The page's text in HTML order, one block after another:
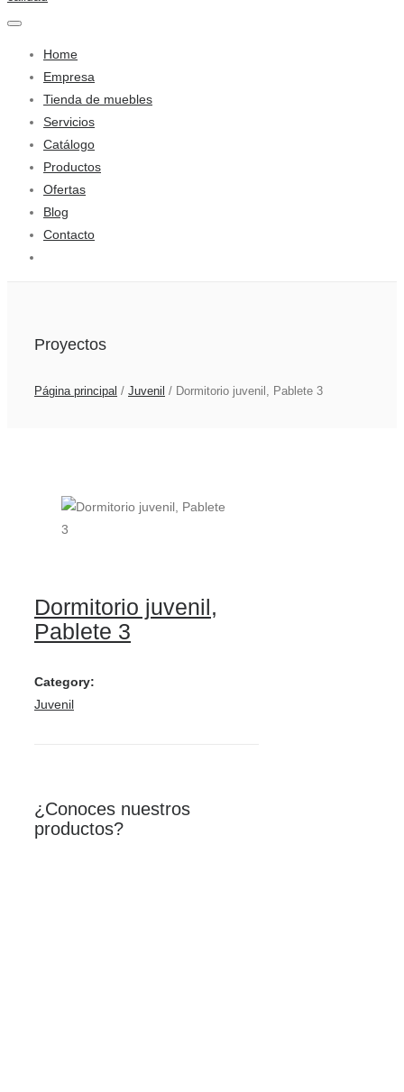
Home
Empresa
Tienda de muebles
Servicios
Catálogo
Productos
Ofertas
Blog
Contacto
Proyectos
Página principal / Juvenil / Dormitorio juvenil, Pablete 3
Dormitorio juvenil,
Pablete 3
Category:
Juvenil
¿Conoces nuestros
productos?